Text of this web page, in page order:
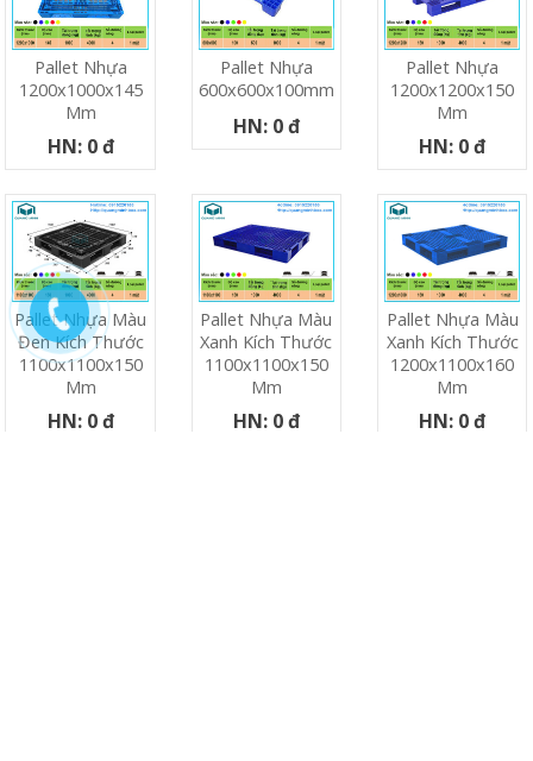
Pallet Nhựa
1200x1000x145
Mm
HN: 0 đ
Pallet Nhựa
600x600x100mm
HN: 0 đ
Pallet Nhựa
1200x1200x150
Mm
HN: 0 đ
Pallet Nhựa Màu
Đen Kích Thước
1100x1100x150
Mm
HN: 0 đ
Pallet Nhựa Màu
Xanh Kích Thước
1100x1100x150
Mm
HN: 0 đ
Pallet Nhựa Màu
Xanh Kích Thước
1200x1100x160
Mm
HN: 0 đ